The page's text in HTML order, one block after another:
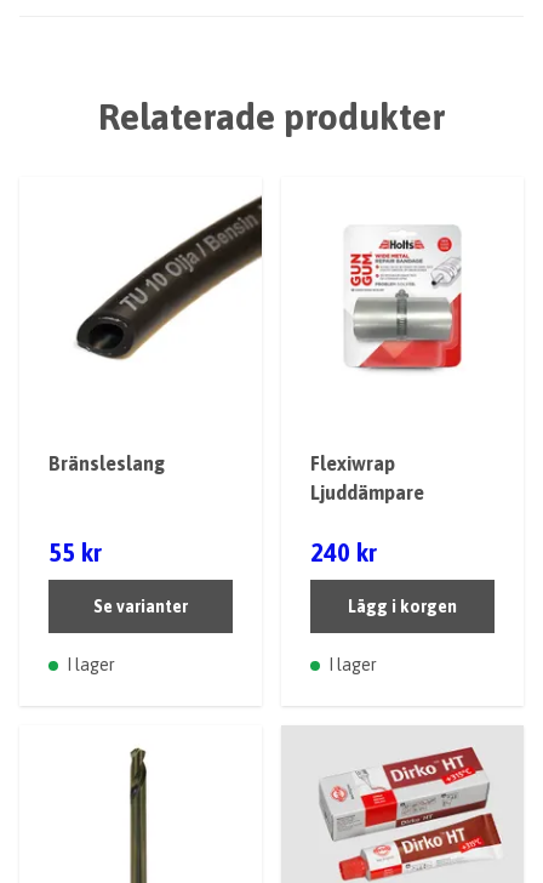
Relaterade produkter
Bränsleslang
55 kr
Se varianter
I lager
Flexiwrap
Ljuddämpare
240 kr
Lägg i korgen
I lager